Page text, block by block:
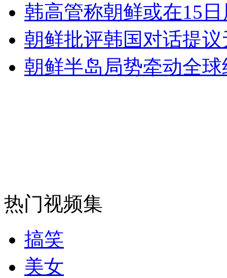
无痛分娩是否安全 医生回应
外交部：反对强权政治霸凌主义
走！跟着总书记去植树
消防员救轻生者
韩高管称朝鲜或在15
朝鲜批评韩国对话提
朝鲜半岛局势牵动全
热门视频集
搞笑
美女